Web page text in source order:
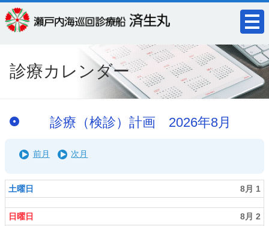
診療カレンダー
診療（検診）計画 2026年8月
土曜日 8月 1
日曜日 8月 2